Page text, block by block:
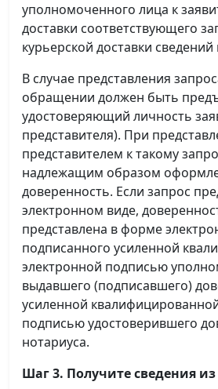
уполномоченного лица к
доставки соответствующего
курьерской доставки сведений
В случае представления
обращении должен быть
удостоверяющий личность
представителя). При
представителем к такому
надлежащим образом
доверенность. Если запрос
электронном виде,
представлена в форме
подписанного усиленной
электронной подписью
выдавшего (подписавшего)
усиленной
подписью удостоверившего
нотариуса.
Шаг 3. Получите сведения из